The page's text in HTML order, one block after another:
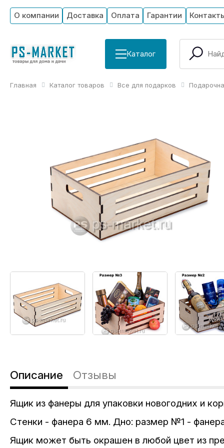
О компании Доставка Оплата Гарантии
Каталог
Главная Каталог товаров Все для подарков
Описание Отзывы
Ящик из фанеры для упаковки новогодних и
Стенки - фанера 6 мм. Дно: размер №1 -
Ящик может быть окрашен в любой цвет из